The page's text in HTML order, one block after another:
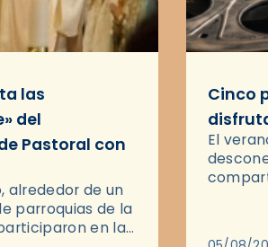
las
del
Pastoral con
alrededor de un
parroquias de la
en las
Cinco
El